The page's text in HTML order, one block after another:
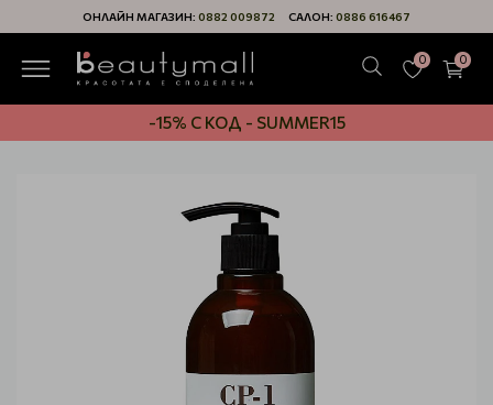
ОНЛАЙН МАГАЗИН: 0882 009872 САЛОН: 0886 616467
0 0
-15% С КОД - SUMMER15